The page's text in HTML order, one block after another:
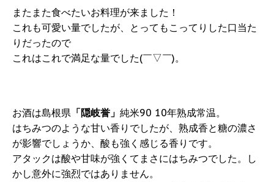
またまた食べたいお料理が来ました！
これも可愛い量でしたが、とってもこってりした口当た
りだったので
これはこれで満足な量でした(￣▽￣)。
お酒は島根県 「隠岐誉」 純米90 10年熟成常温。
はちみつのような甘い香りでしたが、熟成香と糖の濃さ
が影響でしょうか、酸も強く感じる香りです。
アタックは酸や甘味が強くてまさにはちみつでした。し
かし意外に強烈ではありません。